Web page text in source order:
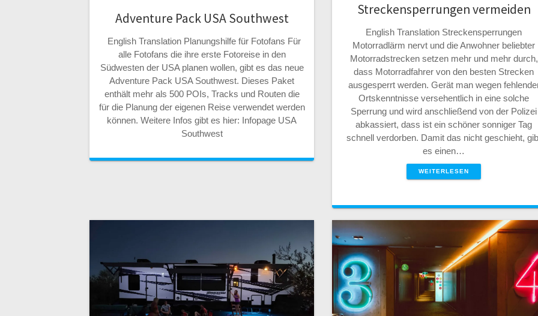
Adventure Pack USA Southwest
English Translation Planungshilfe für Fotofans Für
alle Fotofans die ihre erste Fotoreise in den
Südwesten der USA planen wollen, gibt es das neue
Adventure Pack USA Southwest. Dieses Paket
enthält mehr als 500 POIs, Tracks und Routen die
für die Planung der eigenen Reise verwendet werden
können. Weitere Infos gibt es hier: Infopage USA
Southwest
Streckensperrungen vermeiden
English Translation Streckensperrungen
Motorradlärm nervt und die Anwohner beliebter
Motorradstrecken setzen mehr und mehr durch,
dass Motorradfahrer von den besten Strecken
ausgesperrt werden. Gerät man wegen
Ortskenntnisse versehentlich in eine solche
Sperrung und wird anschließend von der Polizei
abkassiert, dass ist ein schöner sonniger Tag
schnell verdorben. Damit das nicht geschieht,
es einen…
WEITERLESEN